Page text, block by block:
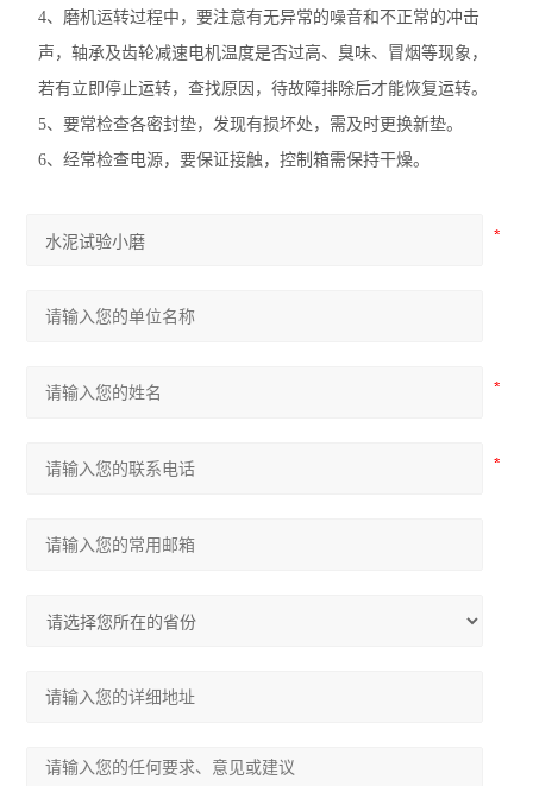
4、磨机运转过程中，要注意有无异常的噪音和不正常的冲击
声，轴承及齿轮减速电机温度是否过高、臭味、冒烟等现象，
若有立即停止运转，查找原因，待故障排除后才能恢复运转。
5、要常检查各密封垫，发现有损坏处，需及时更换新垫。
6、经常检查电源，要保证接触，控制箱需保持干燥。